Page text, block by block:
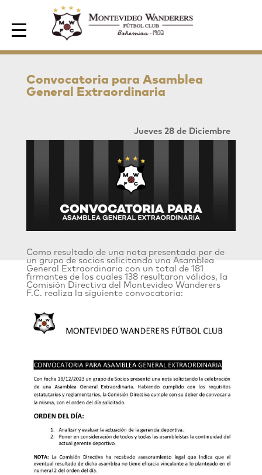
Area de Socios
Convocatoria para Asamblea
General Extraordinaria
Jueves 28 de Diciembre
Como resultado de una nota presentada por de
un grupo de socios solicitando una Asamblea
General Extraordinaria con un total de 181
firmantes de los cuales 138 resultaron válidos, la
Comisión Directiva del Montevideo Wanderers
F.C. realiza la siguiente convocatoria: